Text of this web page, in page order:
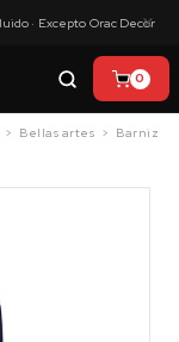
· Excepto Orac Decor
×
0
Bellas artes
Barniz